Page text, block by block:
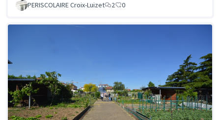
PERISCOLAIRE Croix-Luizet 2 0